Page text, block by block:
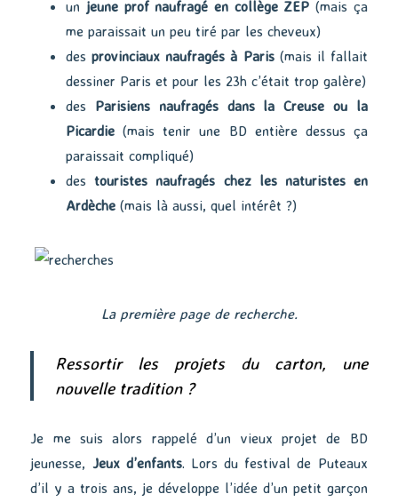
un jeune prof naufragé en collège ZEP (mais ça
me paraissait un peu tiré par les cheveux)
desprovinciaux naufragés à Paris(mais il fallait
dessiner Paris et pour les 23h c’était trop galère)
des Parisiens naufragés dans la Creuse ou la
Picardie (mais tenir une BD entière dessus ça
paraissait compliqué)
destouristes naufragés chez les naturistes en
Ardèche (mais là aussi, quel intérêt ?)
La première page de recherche.
Ressortir les projets du carton, une
nouvelle tradition ?
Je me suis alors rappelé d’un vieux projet de BD
jeunesse, Jeux d’enfants. Lors du festival de Puteaux
d’il y a trois ans, je développe l’idée d’un petit garçon